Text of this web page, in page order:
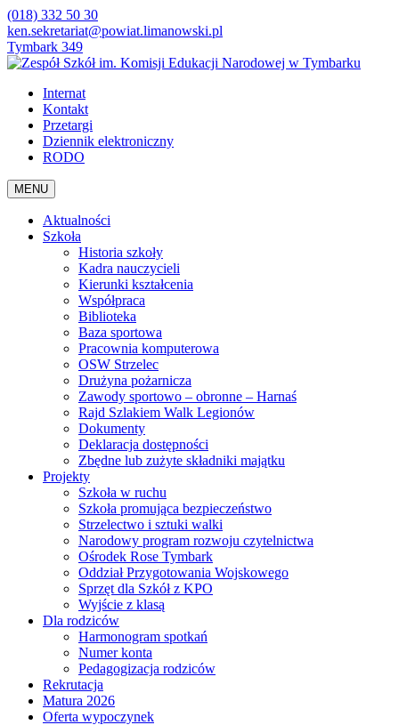
(018) 332 50 30
ken.sekretariat@powiat.limanowski.pl
Tymbark 349
Internat
Kontakt
Przetargi
Dziennik elektroniczny
RODO
MENU
Aktualności
Szkoła
Historia szkoły
Kadra nauczycieli
Kierunki kształcenia
Współpraca
Biblioteka
Baza sportowa
Pracownia komputerowa
OSW Strzelec
Drużyna pożarnicza
Zawody sportowo – obronne – Harnaś
Rajd Szlakiem Walk Legionów
Dokumenty
Deklaracja dostępności
Zbędne lub zużyte składniki majątku
Projekty
Szkoła w ruchu
Szkoła promująca bezpieczeństwo
Strzelectwo i sztuki walki
Narodowy program rozwoju czytelnictwa
Ośrodek Rose Tymbark
Oddział Przygotowania Wojskowego
Sprzęt dla Szkół z KPO
Wyjście z klasą
Dla rodziców
Harmonogram spotkań
Numer konta
Pedagogizacja rodziców
Rekrutacja
Matura 2026
Oferta wypoczynek